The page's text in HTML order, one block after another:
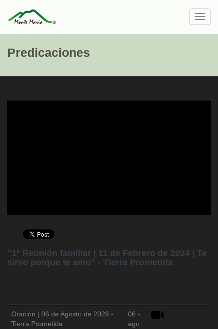
Predicaciones
"1ª Reunión familiar | 11 de Febrero de 2024 | Te
sirvo porque te amo" - Tierra Prometida
Oración | 06 de Agosto de 2026 -
Tierra Prometida
06 -
ago